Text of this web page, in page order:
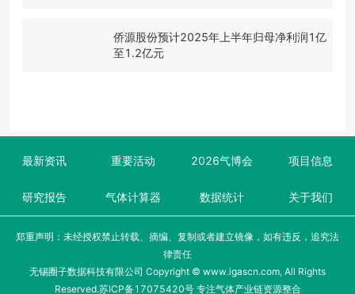
侨源股份预计2025年上半年归母净利润1亿
至1.2亿元
最新资讯 重要活动 2026气博会 项目信息
研究报告 气体计算器 数据统计 关于我们
郑重声明：未经授权禁止转载、摘编、复制或者建立镜像，如有违反，追究法
律责任
无锡圈子数据科技有限公司 Copyright © www.igascn.com, All Rights
Reserved.苏ICP备17075420号专注气体产业链资源整合